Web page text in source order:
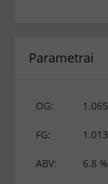
Parametrai
OG: 1.065
FG: 1.013
ABV: 6.8 %